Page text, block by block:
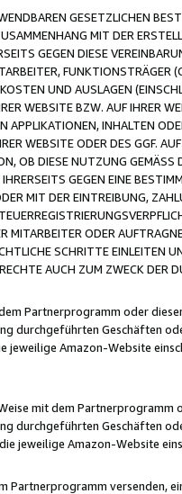
GESETZLICHEN
MIT DER
GEGEN DIESE
FUNKTIONSTRÄGER
UND AUSLAGEN
WEBSITE BZW. AUF IHRER
APPLIKATIONEN, INHALTEN
WEBSITE ODER DES GGF.
OB DIESE NUTZUNG GEMÄSS
GEGEN EINE
MIT DER EINTREIBUNG,
MITARBEITER ODER
SCHRITTE EINLEITEN
AUCH ZUM ZWECK DER
Partnerprogramm oder
durchgeführten Geschäften
Amazon-Website
mit dem
durchgeführten Geschäften
jeweilige Amazon-Website
versenden,